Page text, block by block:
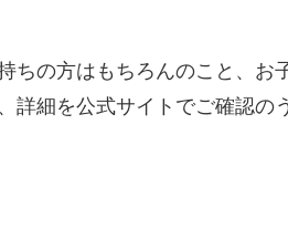
ちの方はもちろんのこと、お
詳細を公式サイトでご確認の